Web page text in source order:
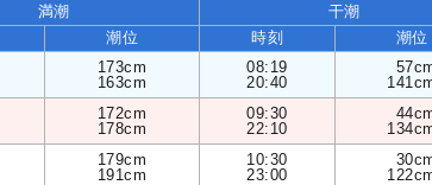
満潮
干潮
潮位 時刻 潮位
173cm
163cm
08:19
20:40
172cm
178cm
09:30
22:10
179cm
191cm
10:30
23:00